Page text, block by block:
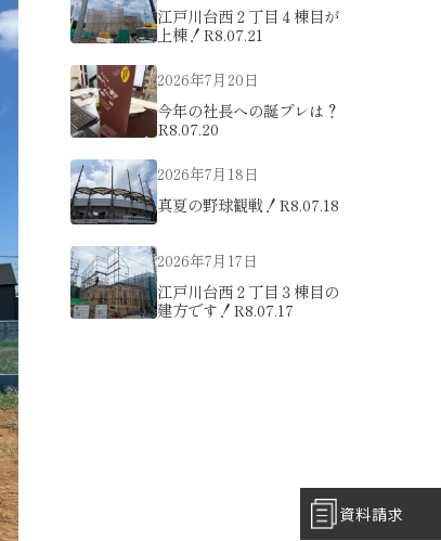
江戸川台西２丁目４棟目が
上棟！R8.07.21
2026年7月20日
今年の社長への誕プレは？
R8.07.20
2026年7月18日
真夏の野球観戦！R8.07.18
2026年7月17日
江戸川台西２丁目３棟目の
建方です！R8.07.17
資料請求